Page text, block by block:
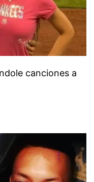
canciones a